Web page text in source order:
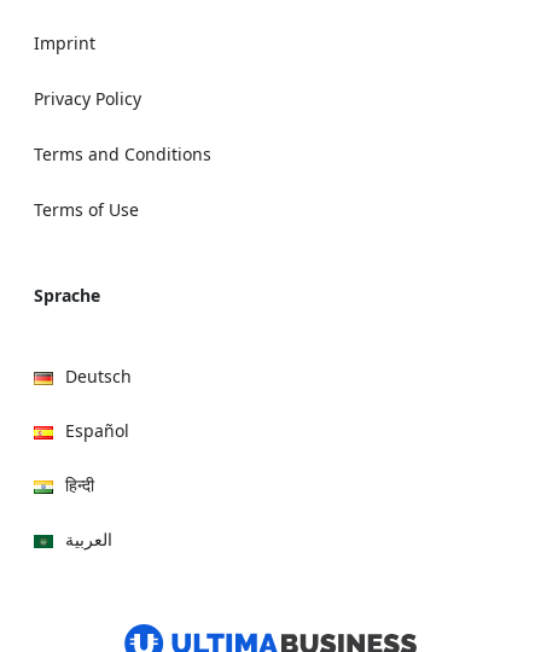
Imprint
Privacy Policy
Terms and Conditions
Terms of Use
Sprache
Deutsch
Español
हिन्दी
العربية